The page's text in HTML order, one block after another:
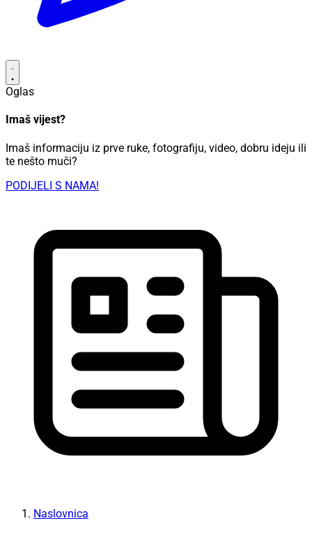
Oglas
Imaš vijest?
Imaš informaciju iz prve ruke, fotografiju, video, dobru ideju ili
te nešto muči?
PODIJELI S NAMA!
Naslovnica